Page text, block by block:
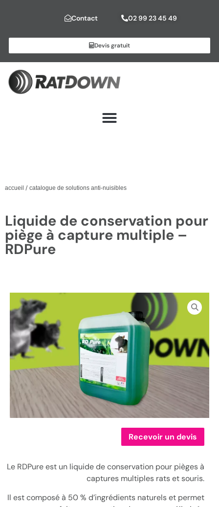
Contact 02 99 23 45 49
Devis gratuit
accueil / catalogue de solutions anti-nuisibles
Liquide de conservation pour
piège à capture multiple –
RDPure
Recevoir un devis
Le RDPure est un liquide de conservation pour pièges à
captures multiples rats et souris.
Il est composé à 50 % d’ingrédients naturels et permet